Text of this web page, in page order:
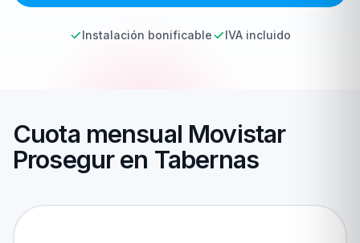
Instalación bonificable IVA incluido
Cuota mensual Movistar
Prosegur en Tabernas